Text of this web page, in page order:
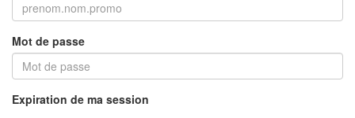
Mot de passe
Expiration de ma session